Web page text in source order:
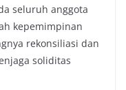
seluruh anggota
kepemimpinan
rekonsiliasi dan
soliditas